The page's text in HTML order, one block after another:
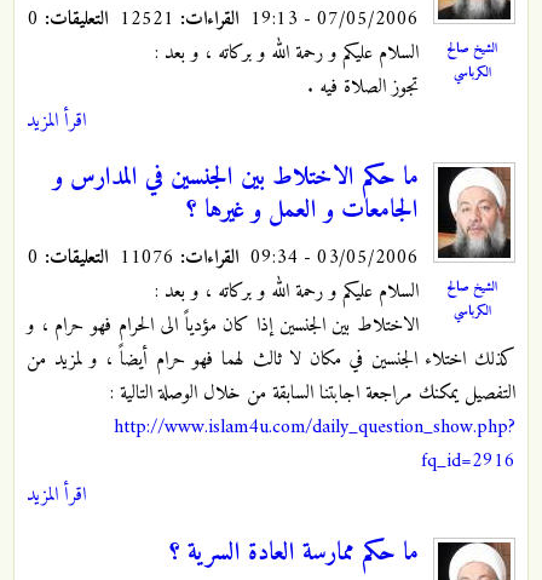
الشيخ صالح
الكرباسي
07/05/2006 - 19:13 القراءات: التعليقات:
السلام عليكم و رحمة الله و بركاته ، و بعد :
تجوز الصلاة فيه .
اقرأ المزيد
الشيخ صالح
الكرباسي
ما حكم الاختلاط بين الجنسين في المدارس و
الجامعات و العمل و غيرها ؟
03/05/2006 - 09:34 القراءات: التعليقات:
السلام عليكم و رحمة الله و بركاته ، و بعد :
الاختلاط بين الجنسين إذا كان مؤدياً الى الحرام فهو حرام ، و
كذلك اختلاء الجنسين في مكان لا ثالث لهما فهو حرام أيضاً ، و لمزيد من
التفصيل يمكنك مراجعة اجابتنا السابقة من خلال الوصلة التالية :
http://www.islam4u.com/daily_question_show.php?
fq_id=2916
اقرأ المزيد
ما حكم ممارسة العادة السرية ؟